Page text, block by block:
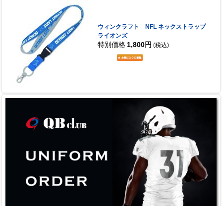
ウィンクラフト NFL ネックストラップ
ライオンズ
特別価格 1,800円 (税込)